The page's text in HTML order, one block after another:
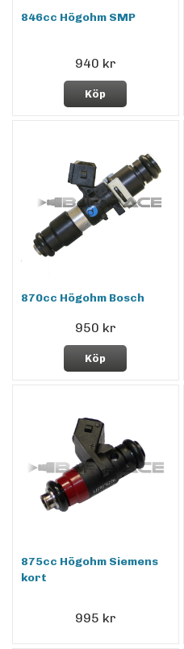
846cc Högohm SMP
940 kr
Köp
870cc Högohm Bosch
950 kr
Köp
875cc Högohm Siemens
kort
995 kr